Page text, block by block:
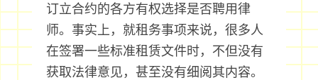
订立合约的各方有权选择是否聘用律
师。事实上，就租务事项来说，很多人
在签署一些标准租赁文件时，不但没有
获取法律意见，甚至没有细阅其内容。